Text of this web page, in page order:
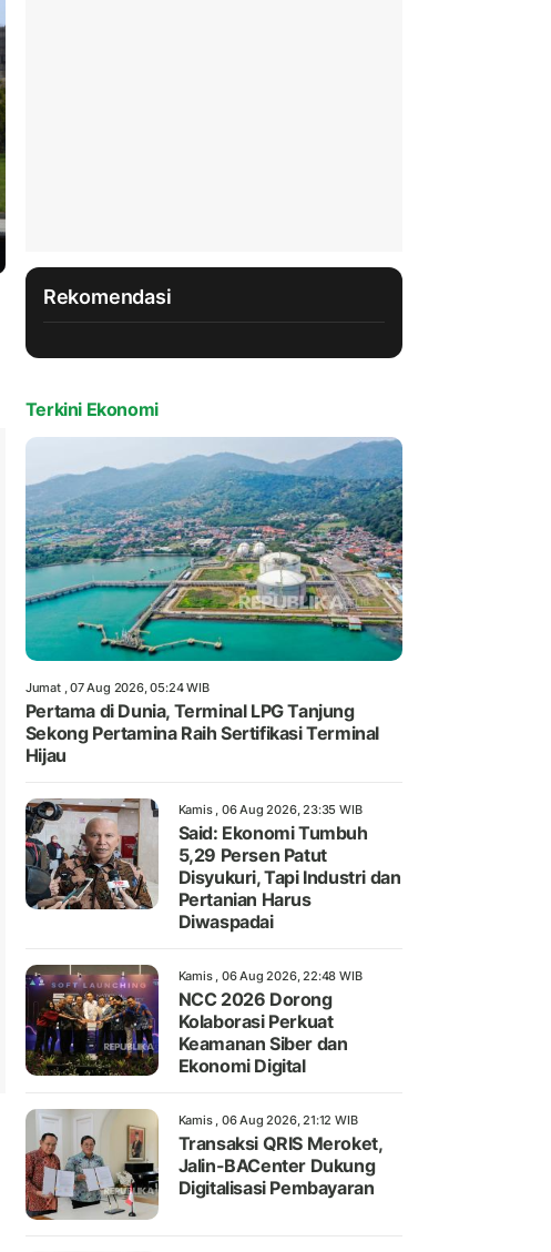
Rekomendasi
Terkini Ekonomi
Jumat , 07 Aug 2026, 05:24 WIB
Pertama di Dunia, Terminal LPG Tanjung
Sekong Pertamina Raih Sertifikasi Terminal
Hijau
Kamis , 06 Aug 2026, 23:35 WIB
Said: Ekonomi Tumbuh
5,29 Persen Patut
Disyukuri, Tapi Industri dan
Pertanian Harus
Diwaspadai
Kamis , 06 Aug 2026, 22:48 WIB
NCC 2026 Dorong
Kolaborasi Perkuat
Keamanan Siber dan
Ekonomi Digital
Kamis , 06 Aug 2026, 21:12 WIB
Transaksi QRIS Meroket,
Jalin-BACenter Dukung
Digitalisasi Pembayaran